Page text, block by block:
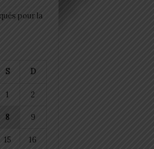
pour la
S D
1 2
8 9
15 16